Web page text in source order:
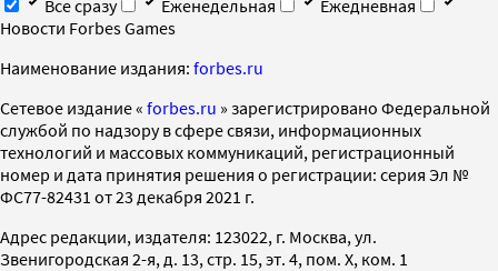
Все сразу
Еженедельная
Ежедневная
Новости Forbes Games
Наименование издания: forbes.ru
Cетевое издание « forbes.ru » зарегистрировано Федеральной
службой по надзору в сфере связи, информационных
технологий и массовых коммуникаций, регистрационный
номер и дата принятия решения о регистрации: серия Эл №
ФС77-82431 от 23 декабря 2021 г.
Адрес редакции, издателя: 123022, г. Москва, ул.
Звенигородская 2-я, д. 13, стр. 15, эт. 4, пом. X, ком. 1